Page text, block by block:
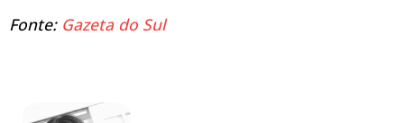
Fonte: Gazeta do Sul